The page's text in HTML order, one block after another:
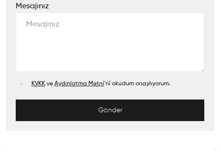
Mesajınız
KVKK ve Aydınlatma Metni’ni okudum onaylıyorum.
Gönder